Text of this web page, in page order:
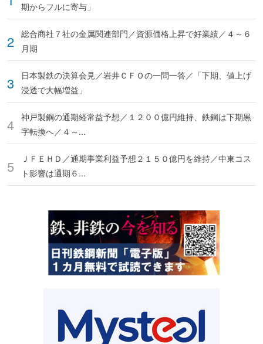
期からフルに寄与」
総合商社７社の金属関連部門／資源価格上昇で好業績／４～６
月期
日本製鉄の決算会見／岩井ＣＦＯの一問一答／「下期、値上げ
浸透で大幅増益」
神戸製鋼の通期経常益予想／１２００億円維持、鉄鋼は下期黒
字転換へ／４～...
ＪＦＥＨＤ／通期事業利益予想２１５０億円を維持／中東コス
ト影響は通期６...